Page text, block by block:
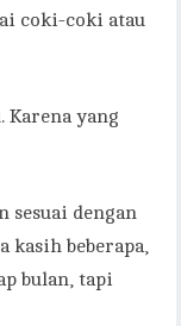
coki-coki atau
Karena yang
sesuai dengan
kasih beberapa,
bulan, tapi